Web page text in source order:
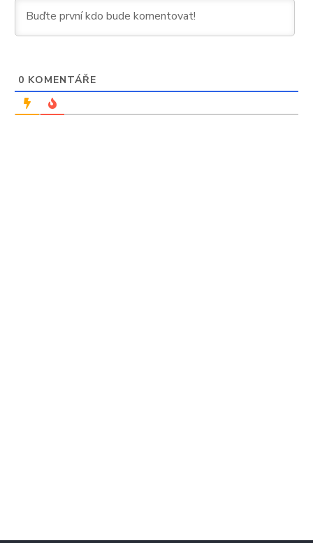
0 KOMENTÁŘE